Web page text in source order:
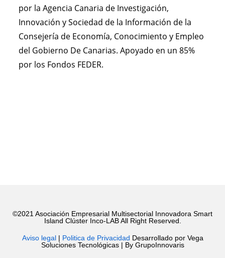
por la Agencia Canaria de Investigación,
Innovación y Sociedad de la Información de la
Consejería de Economía, Conocimiento y Empleo
del Gobierno De Canarias. Apoyado en un 85%
por los Fondos FEDER.
©2021 Asociación Empresarial Multisectorial Innovadora Smart
Island Clúster Inco-LAB All Right Reserved.
Aviso legal | Politica de Privacidad Desarrollado por Vega
Soluciones Tecnológicas | By GrupoInnovaris